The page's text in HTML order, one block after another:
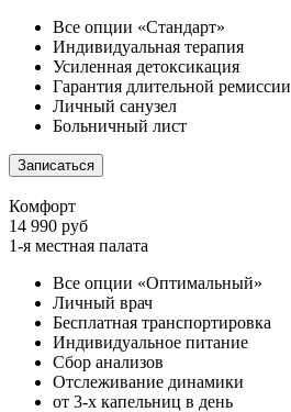
Все опции «Стандарт»
Индивидуальная терапия
Усиленная детоксикация
Гарантия длительной ремиссии
Личный санузел
Больничный лист
Записаться
Комфорт
14 990 руб
1-я местная палата
Все опции «Оптимальный»
Личный врач
Бесплатная транспортировка
Индивидуальное питание
Сбор анализов
Отслеживание динамики
от 3-х капельниц в день